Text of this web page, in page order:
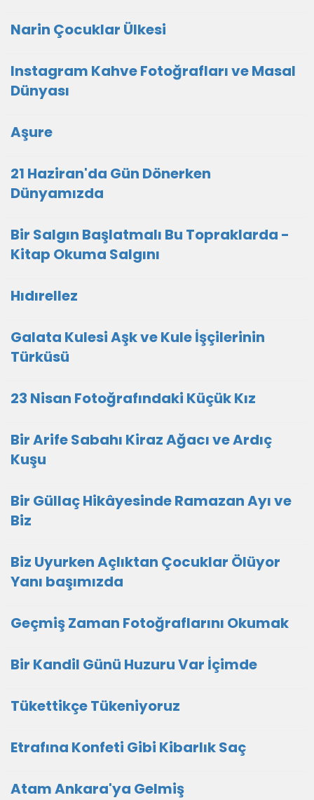
Narin Çocuklar Ülkesi
Instagram Kahve Fotoğrafları ve Masal
Dünyası
Aşure
21 Haziran'da Gün Dönerken
Dünyamızda
Bir Salgın Başlatmalı Bu Topraklarda -
Kitap Okuma Salgını
Hıdırellez
Galata Kulesi Aşk ve Kule İşçilerinin
Türküsü
23 Nisan Fotoğrafındaki Küçük Kız
Bir Arife Sabahı Kiraz Ağacı ve Ardıç
Kuşu
Bir Güllaç Hikâyesinde Ramazan Ayı ve
Biz
Biz Uyurken Açlıktan Çocuklar Ölüyor
Yanı başımızda
Geçmiş Zaman Fotoğraflarını Okumak
Bir Kandil Günü Huzuru Var İçimde
Tükettikçe Tükeniyoruz
Etrafına Konfeti Gibi Kibarlık Saç
Atam Ankara'ya Gelmiş